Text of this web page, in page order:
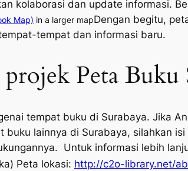
kolaborasi dan update informasi.
Map) in a larger mapDengan begitu,
tempat dan informasi baru.
Peta Buku
tempat buku di Surabaya. Jika
lainnya di Surabaya, silahkan
Untuk informasi lebih
Peta lokasi: http://c2o-library.net/